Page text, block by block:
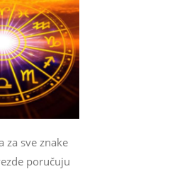
za sve znake
poručuju